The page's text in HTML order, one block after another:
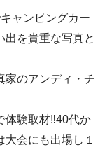
ャンピングカー
出を貴重な写真と
家のアンディ・チ
体験取材‼40代か
会にも出場し１